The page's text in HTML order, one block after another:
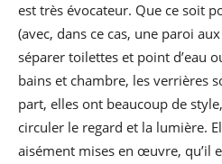
est très évocateur. Que ce soit
(avec, dans ce cas, une paroi
séparer toilettes et point d’eau
bains et chambre, les verrières
part, elles ont beaucoup de
circuler le regard et la lumière.
aisément mises en œuvre, qu’il